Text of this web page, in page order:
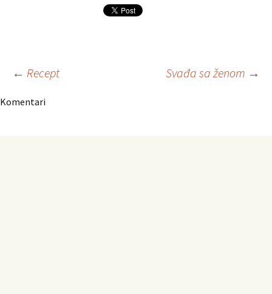
Navigacija
← Recept Svađa sa ženom →
Komentari